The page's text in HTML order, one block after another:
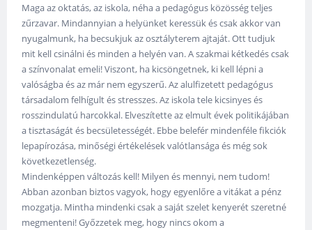
Maga az oktatás, az iskola, néha a pedagógus közösség teljes
zűrzavar. Mindannyian a helyünket keressük és csak akkor van
nyugalmunk, ha becsukjuk az osztályterem ajtaját. Ott tudjuk
mit kell csinálni és minden a helyén van. A szakmai kétkedés csak
a színvonalat emeli! Viszont, ha kicsöngetnek, ki kell lépni a
valóságba és az már nem egyszerű. Az alulfizetett pedagógus
társadalom felhígult és stresszes. Az iskola tele kicsinyes és
rosszindulatú harcokkal. Elveszítette az elmult évek politikájában
a tisztaságát és becsületességét. Ebbe belefér mindenféle fikciók
lepapírozása, minőségi értékelések valótlansága és még sok
következetlenség.
Mindenképpen változás kell! Milyen és mennyi, nem tudom!
Abban azonban biztos vagyok, hogy egyenlőre a vitákat a pénz
mozgatja. Mintha mindenki csak a saját szelet kenyerét szeretné
megmenteni! Győzzetek meg, hogy nincs okom a